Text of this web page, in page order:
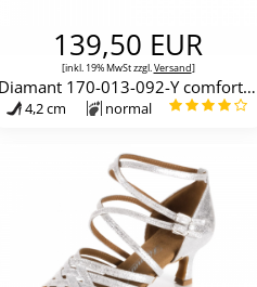
139,50 EUR
[inkl. 19% MwSt zzgl. Versand]
Diamant 170-013-092-Y comfort Variospin
4,2 cm normal